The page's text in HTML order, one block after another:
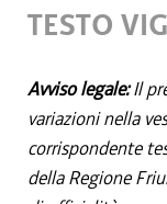
TESTO
Avviso legale:Il
variazioni nella
corrispondente
della Regione